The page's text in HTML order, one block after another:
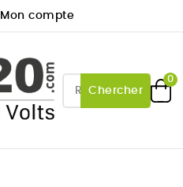
Mon compte
Chercher
0